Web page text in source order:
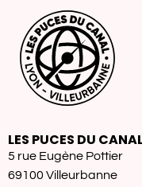
LES PUCES DU
5 rue Eugène Pottier
69100 Villeurbanne